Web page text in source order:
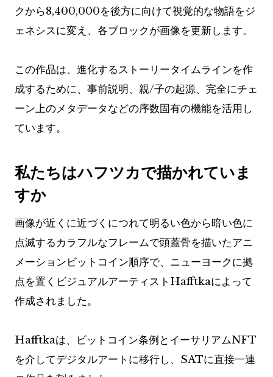
クから8,400,000を後方に向けて視覚的な物語をジ
ェネシスに変え、各ブロックが画像を更新します。
この作品は、進化するストーリータイムラインを作
成するために、事前説明、親/子の起源、完全にチェ
ーン上のメタデータなどの序数固有の機能を活用し
ています。
私たちはハフツカで描かれていま
すか
画像が近くに近づくにつれて明るい色から暗い色に
点滅するカラフルなフレームで頭蓋骨を描いたアニ
メーションビットコイン順序で、ニューヨークに拠
点を置くビジュアルアーティストHafftkaによって
作成されました。
Hafftkaは、ビットコイン条例とイーサリアムNFT
を介してデジタルアートに移行し、SATに直接一連